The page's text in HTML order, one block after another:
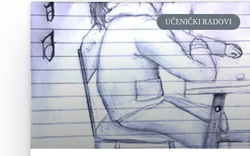
UČENIČKI RADOVI